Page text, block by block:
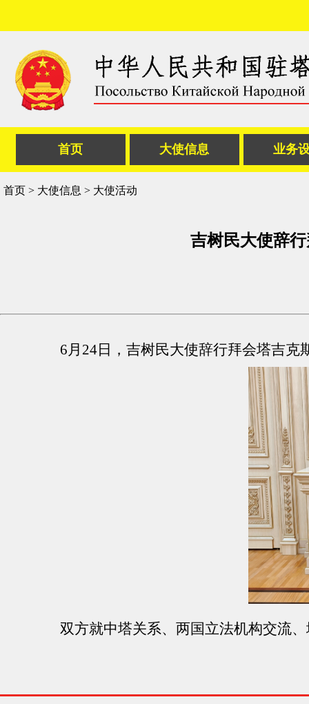
首页 大使信息 业务
首页 > 大使信息 > 大使活动
吉树民大使辞
6月24日，吉树民大使辞行拜会塔吉克
双方就中塔关系、两国立法机构交流、